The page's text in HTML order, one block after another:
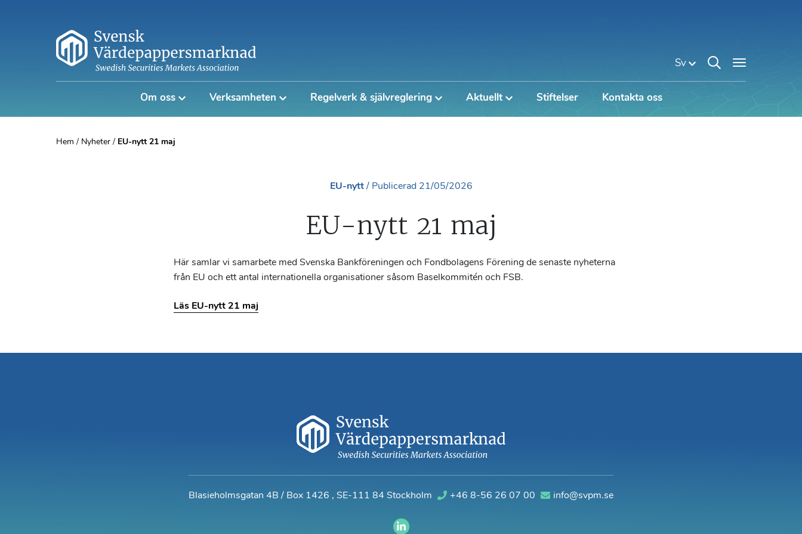
Sv
Om oss Verksamheten Regelverk & självreglering Aktuellt Stiftelser Kontakta oss
Hem / Nyheter / EU-nytt 21 maj
EU-nytt / Publicerad 21/05/2026
EU-nytt 21 maj
Här samlar vi samarbete med Svenska Bankföreningen och Fondbolagens Förening de senaste nyheterna
från EU och ett antal internationella organisationer såsom Baselkommitén och FSB.
Läs EU-nytt 21 maj
Blasieholmsgatan 4B / Box 1426 , SE-111 84 Stockholm +46 8-56 26 07 00 info@svpm.se